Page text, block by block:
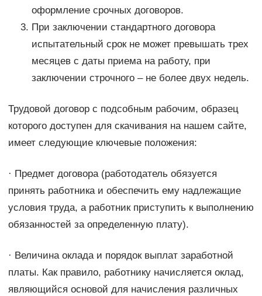
оформление срочных договоров.
При заключении стандартного договора
испытательный срок не может превышать трех
месяцев с даты приема на работу, при
заключении строчного – не более двух недель.
Трудовой договор с подсобным рабочим, образец
которого доступен для скачивания на нашем сайте,
имеет следующие ключевые положения:
· Предмет договора (работодатель обязуется
принять работника и обеспечить ему надлежащие
условия труда, а работник приступить к выполнению
обязанностей за определенную плату).
· Величина оклада и порядок выплат заработной
платы. Как правило, работнику начисляется оклад,
являющийся основой для начисления различных